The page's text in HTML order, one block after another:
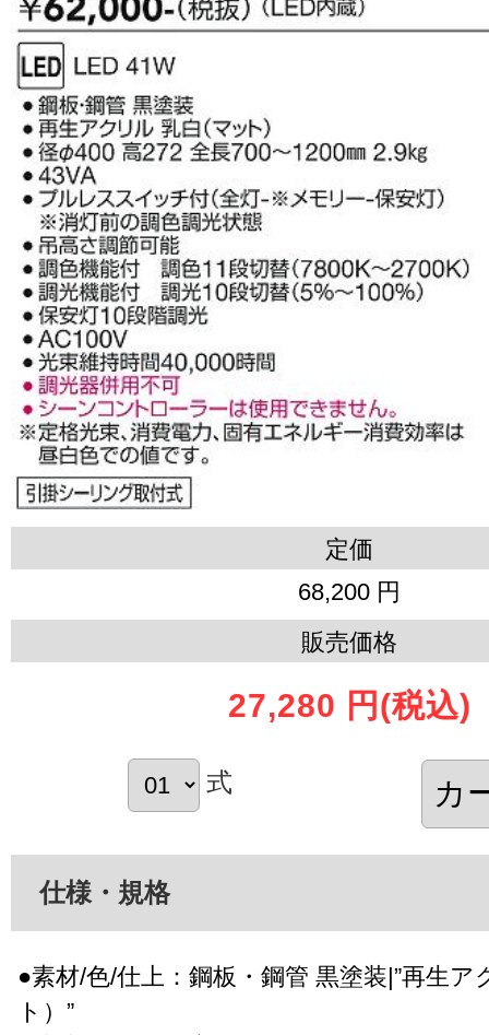
定価
68,200 円
販売価格
27,280 円 (税込)
式
仕様・規格
●素材/色/仕上：鋼板・鋼管 黒塗装|”再生
ト）”